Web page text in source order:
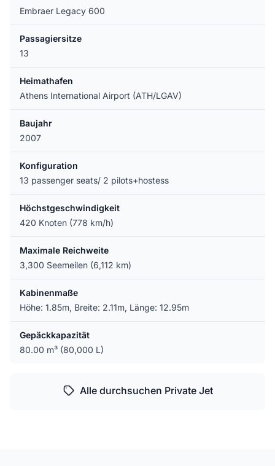
Embraer Legacy 600
Passagiersitze
13
Heimathafen
Athens International Airport (ATH/LGAV)
Baujahr
2007
Konfiguration
13 passenger seats/ 2 pilots+hostess
Höchstgeschwindigkeit
420 Knoten (778 km/h)
Maximale Reichweite
3,300 Seemeilen (6,112 km)
Kabinenmaße
Höhe: 1.85m, Breite: 2.11m, Länge: 12.95m
Gepäckkapazität
80.00 m³ (80,000 L)
Alle durchsuchen Private Jet